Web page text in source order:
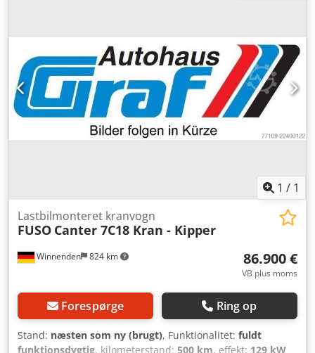
sendes via WhatsApp * Oplysningerne er uden garanti, og
der tages forbehold for mellemsalg.
1 / 1
Winnenden 824 km
Lastbilmonteret kranvogn
FUSO Canter 7C18 Kran - Kipper
86.900 €
VB plus moms
Forespørge Ring op
Stand: næsten som ny (brugt), Funktionalitet: fuldt
funktionsdygtig, kilometerstand: 500 km, effekt: 129 kW